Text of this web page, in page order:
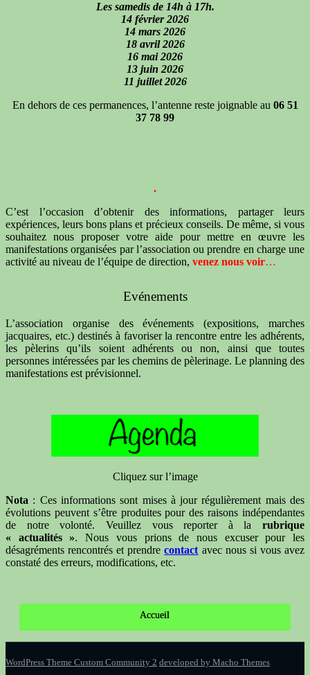
Les samedis de 14h à 17h.
14 février 2026
14 mars 2026
18 avril 2026
16 mai 2026
13 juin 2026
11 juillet 2026
En dehors de ces permanences, l’antenne reste joignable au 06 51
37 78 99
.
C’est l’occasion d’obtenir des informations, partager leurs
expériences, leurs bons plans et précieux conseils. De même, si vous
souhaitez nous proposer votre aide pour mettre en œuvre les
manifestations organisées par l’association ou prendre en charge une
activité au niveau de l’équipe de direction, venez nous voir…
Evénements
L’association organise des événements (expositions, marches
jacquaires, etc.) destinés à favoriser la rencontre entre les adhérents,
les pèlerins qu’ils soient adhérents ou non, ainsi que toutes
personnes intéressées par les chemins de pèlerinage. Le planning des
manifestations est prévisionnel.
Cliquez sur l’image
Nota : Ces informations sont mises à jour régulièrement mais des
évolutions peuvent s’être produites pour des raisons indépendantes
de notre volonté. Veuillez vous reporter à la rubrique
« actualités ». Nous vous prions de nous excuser pour les
désagréments rencontrés et prendrecontact avec nous si vous avez
constaté des erreurs, modifications, etc.
Accueil
WordPress Theme Custom Community 2 developed by Macho Themes